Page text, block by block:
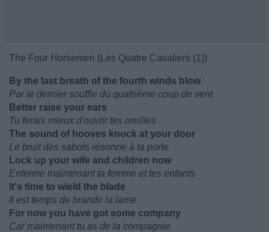
The Four Horsemen (Les Quatre Cavaliers (1))
By the last breath of the fourth winds blow
Par le dernier souffle du quatrième coup de vent
Better raise your ears
Tu ferais mieux d'ouvrir tes oreilles
The sound of hooves knock at your door
Le bruit des sabots résonne à ta porte
Lock up your wife and children now
Enferme maintenant ta femme et tes enfants
It's time to wield the blade
Il est temps de brandir la lame
For now you have got some company
Car maintenant tu as de la compagnie